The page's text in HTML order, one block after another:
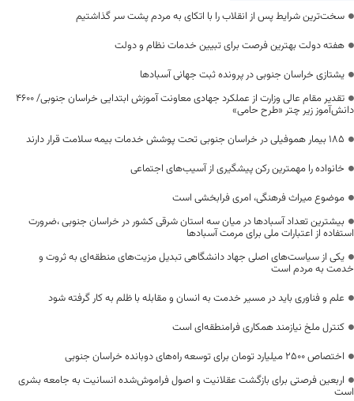
سخت‌ترین شرایط پس از انقلاب را با اتکای به مردم پشت سر گذاشتیم
هفته دولت بهترین فرصت برای تبیین خدمات نظام و دولت
یشتازی خراسان جنوبی در پرونده ثبت جهانی آسبادها
تقدیر مقام عالی وزارت از عملکرد جهادی معاونت آموزش ابتدایی خراسان جنوبی/ ۴۶۰۰
دانش‌آموز زیر چتر «طرح حامی»
۱۸۵ بیمار هموفیلی در خراسان جنوبی تحت پوشش خدمات بیمه سلامت قرار دارند
خانواده را مهمترین رکن پیشگیری از آسیب‌های اجتماعی
موضوع میراث فرهنگی، امری فرابخشی است
بیشترین تعداد آسبادها در میان سه استان شرقی کشور در خراسان جنوبی ،ضرورت
استفاده از اعتبارات ملی برای مرمت آسبادها
یکی از سیاست‌های اصلی جهاد دانشگاهی تبدیل مزیت‌های منطقه‌ای به ثروت و
خدمت به مردم است
علم و فناوری باید در مسیر خدمت به انسان و مقابله با ظلم به کار گرفته شود
کنترل ملخ نیازمند همکاری فرامنطقه‌ای است
اختصاص 2500 میلیارد تومان برای توسعه راه‌های دوبانده خراسان جنوبی
اربعین فرصتی برای بازگشت عقلانیت و اصول فراموش‌شده انسانیت به جامعه بشری
است